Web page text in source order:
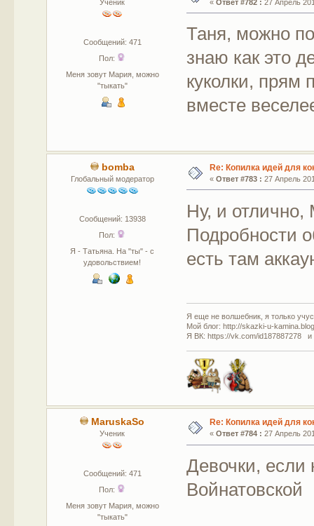
Ученик
Сообщений: 471
Пол:
Меня зовут Мария, можно
"тыкать"
« Ответ #782 : 27 Апрель
Таня, можно
знаю как это
куколки, прям
вместе
bomba
Глобальный модератор
Сообщений: 13938
Пол:
Я - Татьяна. На "ты" - с
удовольствием!
Re: Копилка идей для
« Ответ #783 : 27 Апрель
Ну, и
Подробности
есть там
Я еще не волшебник, я только
Мой блог: http://skazki-u-
Я ВК: https://vk.com/id187887278 и
MaruskaSo
Ученик
Сообщений: 471
Пол:
Меня зовут Мария, можно
"тыкать"
Re: Копилка идей для
« Ответ #784 : 27 Апрель
Девочки, если
Войнатовской